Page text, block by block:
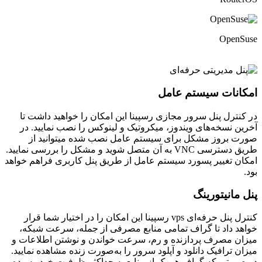
سیستم عامل
پنل سرور مجازی رسپینا این امکان را خواهید داشت تا
نسخه‌های ویندوز، میکروتیک و لینوکس را نصب نمایید. در
بروز مشکل برای سیستم عامل نصب شده میتوانید از
طریق دسترسی VNC به آن متصل شوید و مشکل را بررسی نمایید.
تغییر پسورد سیستم عامل از طریق پنل کاربری فراهم خواهد
کنترل پنل حرفه‌ای vps رسپینا این امکان را در اختیار شما قرار
داد تا گراف تمامی منابع مصرفی از جمله، سرعت شبکه،
مصرف پردازنده و رم، سرعت خواندن و نوشتن اطلاعات و
ترافیک دانلود و آپلود سرور را به‌صورت زنده مشاهده نمایید.